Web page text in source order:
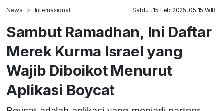
News Internasional Sabtu , 15 Feb 2025, 05:15 WIB
Sambut Ramadhan, Ini Daftar
Merek Kurma Israel yang
Wajib Diboikot Menurut
Aplikasi Boycat